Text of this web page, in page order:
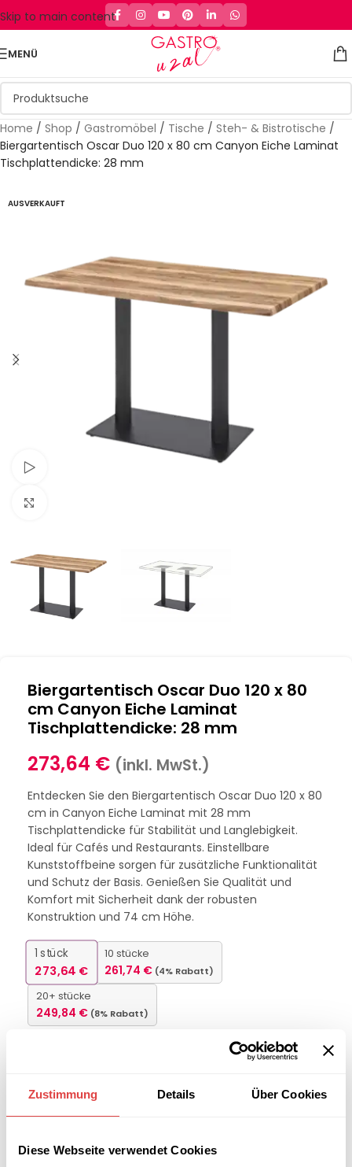
Zustimmung Details Über Cookies
Diese Webseite verwendet Cookies
Skip to main content
MENÜ
Home / Shop / Gastromöbel / Tische / Steh- & Bistrotische /
Biergartentisch Oscar Duo 120 x 80 cm Canyon Eiche Laminat
Tischplattendicke: 28 mm
AUSVERKAUFT
Biergartentisch Oscar Duo 120 x 80
cm Canyon Eiche Laminat
Tischplattendicke: 28 mm
273,64 € (inkl. MwSt.)
Entdecken Sie den Biergartentisch Oscar Duo 120 x 80
cm in Canyon Eiche Laminat mit 28 mm
Tischplattendicke für Stabilität und Langlebigkeit.
Ideal für Cafés und Restaurants. Einstellbare
Kunststoffbeine sorgen für zusätzliche Funktionalität
und Schutz der Basis. Genießen Sie Qualität und
Komfort mit Sicherheit dank der robusten
Konstruktion und 74 cm Höhe.
1 stück
273,64 €
10 stücke
261,74 € (4% Rabatt)
20+ stücke
249,84 € (8% Rabatt)
Interessiert an
B2B-Angebot